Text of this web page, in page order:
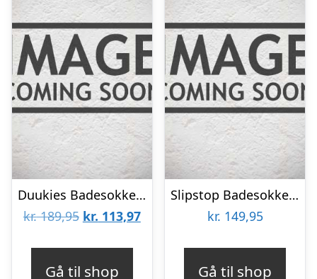
Duukies Badesokker – Leopard
kr.189,95 Den
kr. 113,97Den
Gå til shop
Slipstop Badesokker – Junior – Scooby
kr. 149,95
Gå til shop